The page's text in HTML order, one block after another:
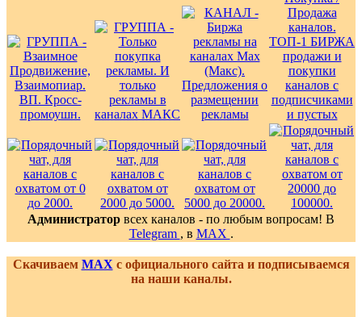
Администратор всех каналов - по любым вопросам! В
Telegram , в MAX .
Скачиваем MAX с официального сайта и подписываемся
на наши каналы.